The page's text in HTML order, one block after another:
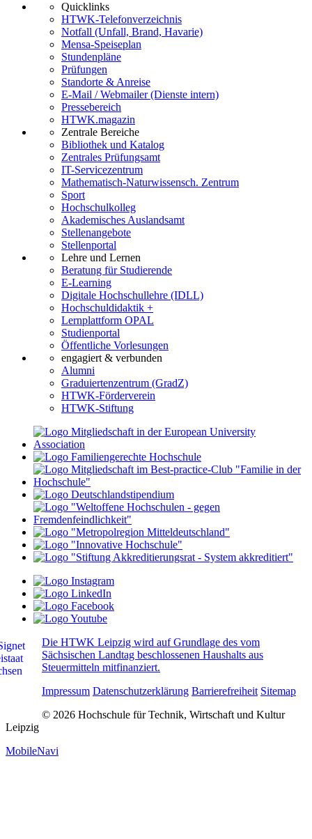
Quicklinks
HTWK-Telefonverzeichnis
Notfall (Unfall, Brand, Havarie)
Mensa-Speiseplan
Stundenpläne
Prüfungen
Standorte & Anreise
E-Mail / Webmailer (Dienste intern)
Pressebereich
HTWK.magazin
Zentrale Bereiche
Bibliothek und Katalog
Zentrales Prüfungsamt
IT-Servicezentrum
Mathematisch-Naturwissensch. Zentrum
Sport
Hochschulkolleg
Akademisches Auslandsamt
Stellenangebote
Stellenportal
Lehre und Lernen
Beratung für Studierende
E-Learning
Digitale Hochschullehre (IDLL)
Hochschuldidaktik +
Lernplattform OPAL
Studienportal
Öffentliche Vorlesungen
engagiert & verbunden
Alumni
Graduiertenzentrum (GradZ)
HTWK-Förderverein
HTWK-Stiftung
Die HTWK Leipzig wird auf Grundlage des vom
Sächsischen Landtag beschlossenen Haushalts aus
Steuermitteln mitfinanziert.
Impressum Datenschutzerklärung Barrierefreiheit Sitemap
© 2026 Hochschule für Technik, Wirtschaft und Kultur
Leipzig
MobileNavi